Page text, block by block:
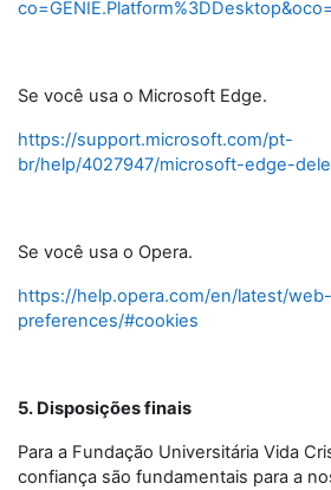
Se você usa o Microsoft Edge.
https://support.microsoft.com/pt-
br/help/4027947/microsoft-edge-
Se você usa o Opera.
https://help.opera.com/en/latest/web-
preferences/#cookies
5. Disposições finais
Para a Fundação Universitária Vida
confiança são fundamentais para a